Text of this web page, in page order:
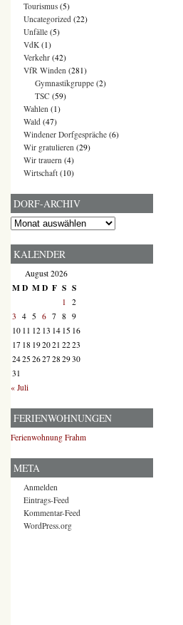
Tourismus (5)
Uncategorized (22)
Unfälle (5)
VdK (1)
Verkehr (42)
VfR Winden (281)
Gymnastikgruppe (2)
TSC (59)
Wahlen (1)
Wald (47)
Windener Dorfgespräche (6)
Wir gratulieren (29)
Wir trauern (4)
Wirtschaft (10)
DORF-ARCHIV
Dorf-
KALENDER
August 2026
MD MD F S S
1 2
3 4 5 6 7 8 9
10 11 12 13 14 15 16
17 18 192021 2223
2425 2627 28 2930
31
« Juli
FERIENWOHNUNGEN
Ferienwohnung Frahm
META
Anmelden
Eintrags-Feed
Kommentar-Feed
WordPress.org